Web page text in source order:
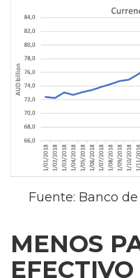
Fuente: Banco
MENOS
EFECTIVO